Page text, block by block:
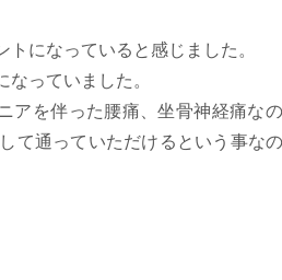
になっていると感じました。
っていました。
アを伴った腰痛、坐骨神経痛な
て通っていただけるという事な